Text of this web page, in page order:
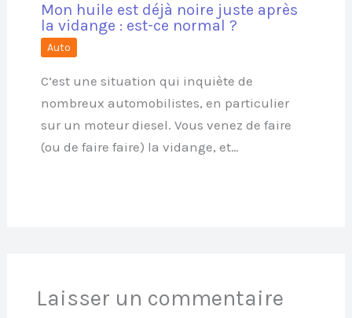
Mon huile est déjà noire juste après
la vidange : est-ce normal ?
Auto
C’est une situation qui inquiète de
nombreux automobilistes, en particulier
sur un moteur diesel. Vous venez de faire
(ou de faire faire) la vidange, et…
Laisser un commentaire